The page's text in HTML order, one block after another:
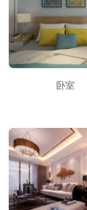
卧室